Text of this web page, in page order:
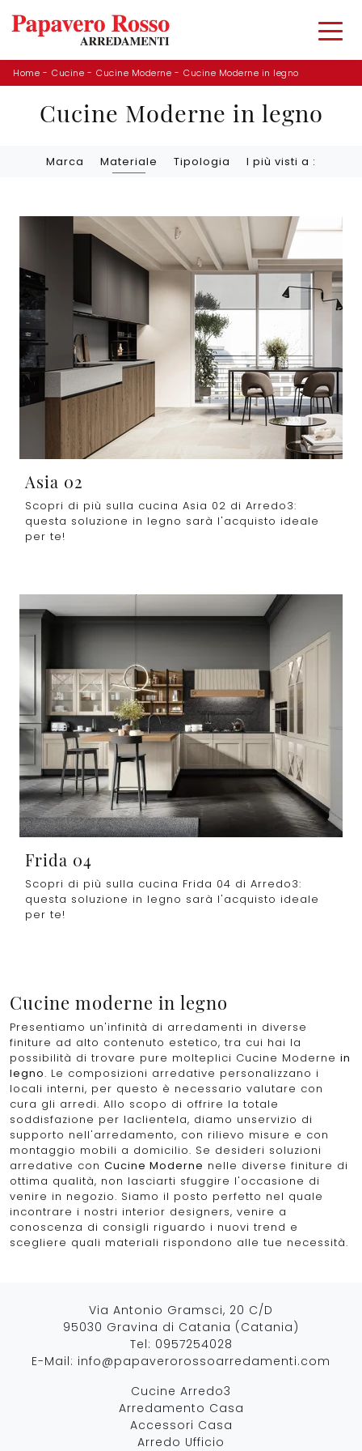
Home - Cucine - Cucine Moderne - Cucine Moderne in legno
Cucine Moderne in legno
Marca Materiale Tipologia I più visti a :
Asia 02
Scopri di più sulla cucina Asia 02 di Arredo3:
questa soluzione in legno sarà l'acquisto ideale
per te!
Frida 04
Scopri di più sulla cucina Frida 04 di Arredo3:
questa soluzione in legno sarà l'acquisto ideale
per te!
Cucine moderne in legno
Presentiamo un'infinità di arredamenti in diverse
finiture ad alto contenuto estetico, tra cui hai la
possibilità di trovare pure molteplici Cucine Moderne in
legno. Le composizioni arredative personalizzano i
locali interni, per questo è necessario valutare con
cura gli arredi. Allo scopo di offrire la totale
soddisfazione per laclientela, diamo unservizio di
supporto nell'arredamento, con rilievo misure e con
montaggio mobili a domicilio. Se desideri soluzioni
arredative con Cucine Moderne nelle diverse finiture di
ottima qualità, non lasciarti sfuggire l'occasione di
venire in negozio. Siamo il posto perfetto nel quale
incontrare i nostri interior designers, venire a
conoscenza di consigli riguardo i nuovi trend e
scegliere quali materiali rispondono alle tue necessità.
Via Antonio Gramsci, 20 C/D
95030 Gravina di Catania (Catania)
Tel: 0957254028
E-Mail: info@papaverorossoarredamenti.com
Cucine Arredo3
Arredamento Casa
Accessori Casa
Arredo Ufficio